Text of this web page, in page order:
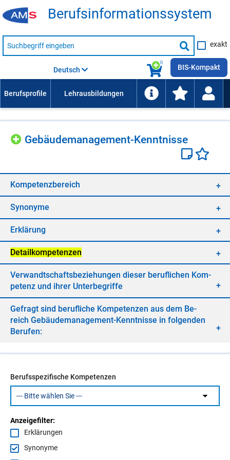
Be­rufs­in­for­ma­ti­ons­sys­tem
Suche
nach
Suche
starten
exakt
0
Deutsch BIS-Kompakt
Ge­bäu­de­ma­nage­ment-Kennt­nis­se
Kom­pe­tenz­be­reich
Syn­ony­me
Er­klä­rung
De­tail­kom­pe­ten­zen
Ver­wandt­schafts­be­zie­hun­gen die­ser be­ruf­li­chen Kom­
pe­tenz und ih­rer Un­ter­be­grif­fe
Ge­fragt sind be­ruf­li­che Kom­pe­ten­zen aus dem Be­
reich Ge­bäu­de­ma­nage­ment-Kennt­nis­se in fol­gen­den
Be­ru­fen:
Berufsspezifische Kompetenzen
Anzeigefilter:
Erklärungen
Synonyme